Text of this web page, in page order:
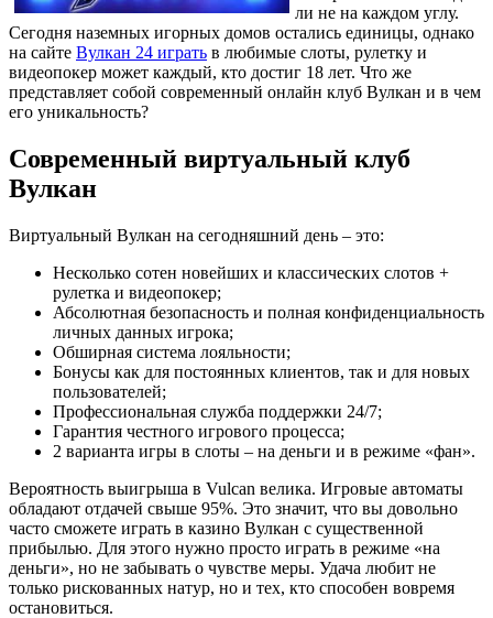
ли не на каждом углу.
Сегодня наземных игорных домов остались единицы, однако
на сайте Вулкан 24 играть в любимые слоты, рулетку и
видеопокер может каждый, кто достиг 18 лет. Что же
представляет собой современный онлайн клуб Вулкан и в чем
его уникальность?
Современный виртуальный клуб
Вулкан
Виртуальный Вулкан на сегодняшний день – это:
Несколько сотен новейших и классических слотов +
рулетка и видеопокер;
Абсолютная безопасность и полная конфиденциальность
личных данных игрока;
Обширная система лояльности;
Бонусы как для постоянных клиентов, так и для новых
пользователей;
Профессиональная служба поддержки 24/7;
Гарантия честного игрового процесса;
2 варианта игры в слоты – на деньги и в режиме «фан».
Вероятность выигрыша в Vulcan велика. Игровые автоматы
обладают отдачей свыше 95%. Это значит, что вы довольно
часто сможете играть в казино Вулкан с существенной
прибылью. Для этого нужно просто играть в режиме «на
деньги», но не забывать о чувстве меры. Удача любит не
только рискованных натур, но и тех, кто способен вовремя
остановиться.